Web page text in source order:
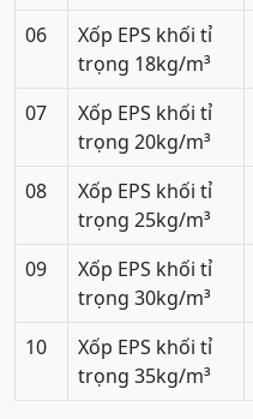
06
Xốp EPS khối tỉ
trọng 18kg/m³
07
Xốp EPS khối tỉ
trọng 20kg/m³
08
Xốp EPS khối tỉ
trọng 25kg/m³
09
Xốp EPS khối tỉ
trọng 30kg/m³
10
Xốp EPS khối tỉ
trọng 35kg/m³